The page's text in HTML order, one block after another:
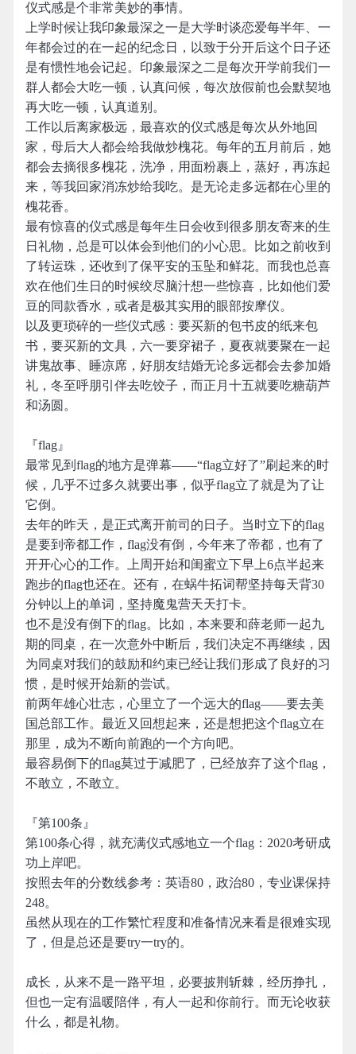
仪式感是个非常美妙的事情。
上学时候让我印象最深之一是大学时谈恋爱每半年、一
年都会过的在一起的纪念日，以致于分开后这个日子还
是有惯性地会记起。印象最深之二是每次开学前我们一
群人都会大吃一顿，认真问候，每次放假前也会默契地
再大吃一顿，认真道别。
工作以后离家极远，最喜欢的仪式感是每次从外地回
家，母后大人都会给我做炒槐花。每年的五月前后，她
都会去摘很多槐花，洗净，用面粉裹上，蒸好，再冻起
来，等我回家消冻炒给我吃。是无论走多远都在心里的
槐花香。
最有惊喜的仪式感是每年生日会收到很多朋友寄来的生
日礼物，总是可以体会到他们的小心思。比如之前收到
了转运珠，还收到了保平安的玉坠和鲜花。而我也总喜
欢在他们生日的时候绞尽脑汁想一些惊喜，比如他们爱
豆的同款香水，或者是极其实用的眼部按摩仪。
以及更琐碎的一些仪式感：要买新的包书皮的纸来包
书，要买新的文具，六一要穿裙子，夏夜就要聚在一起
讲鬼故事、睡凉席，好朋友结婚无论多远都会去参加婚
礼，冬至呼朋引伴去吃饺子，而正月十五就要吃糖葫芦
和汤圆。
『flag』
最常见到flag的地方是弹幕——“flag立好了”刷起来的时
候，几乎不过多久就要出事，似乎flag立了就是为了让
它倒。
去年的昨天，是正式离开前司的日子。当时立下的flag
是要到帝都工作，flag没有倒，今年来了帝都，也有了
开开心心的工作。上周开始和闺蜜立下早上6点半起来
跑步的flag也还在。还有，在蜗牛拓词帮坚持每天背30
分钟以上的单词，坚持魔鬼营天天打卡。
也不是没有倒下的flag。比如，本来要和薛老师一起九
期的同桌，在一次意外中断后，我们决定不再继续，因
为同桌对我们的鼓励和约束已经让我们形成了良好的习
惯，是时候开始新的尝试。
前两年雄心壮志，心里立了一个远大的flag——要去美
国总部工作。最近又回想起来，还是想把这个flag立在
那里，成为不断向前跑的一个方向吧。
最容易倒下的flag莫过于减肥了，已经放弃了这个flag，
不敢立，不敢立。
『第100条』
第100条心得，就充满仪式感地立一个flag：2020考研成
功上岸吧。
按照去年的分数线参考：英语80，政治80，专业课保持
248。
虽然从现在的工作繁忙程度和准备情况来看是很难实现
了，但是总还是要try一try的。
成长，从来不是一路平坦，必要披荆斩棘，经历挣扎，
但也一定有温暖陪伴，有人一起和你前行。而无论收获
什么，都是礼物。